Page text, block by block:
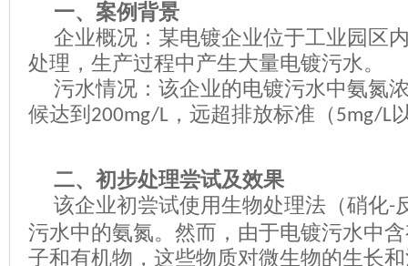
一、案例背景
企业概况：某电镀企业位于工业园区
处理，生产过程中产生大量电镀污水。
污水情况：该企业的电镀污水中氨氮
候达到 200mg/L ，远超排放标准（5mg/L
二、初步处理尝试及效果
该企业初尝试使用生物处理法（硝化-
污水中的氨氮。然而，由于电镀污水中
子和有机物，这些物质对微生物的生长